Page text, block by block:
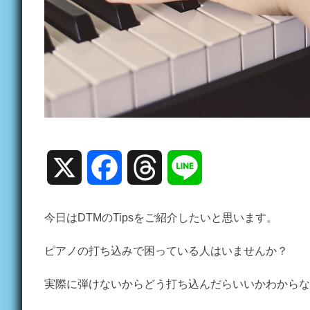
Facebook Threads
今日はDTMのTipsをご紹介したいと思います。
ピアノの打ち込みで困っている人はいませんか？
実際に弾けないからどう打ち込んだらいいかわから